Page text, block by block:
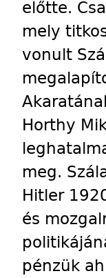
előtte.
mely
vonult
Horthy
meg.
Hitler
és
pénzük